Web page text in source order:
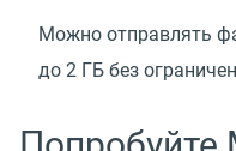
Можно отправлять
до 2 ГБ без